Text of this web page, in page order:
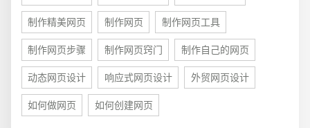
制作精美网页 制作网页 制作网页工具
制作网页步骤 制作网页窍门 制作自己的网页
动态网页设计 响应式网页设计 外贸网页设计
如何做网页 如何创建网页
您的预算 1万-3万